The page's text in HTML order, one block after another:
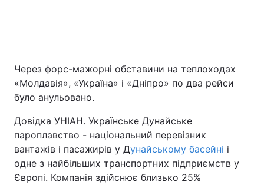
Через форс-мажорні обставини на теплоходах
«Молдавія», «Україна» і «Дніпро» по два рейси
було анульовано.
Довідка УНІАН. Українське Дунайське
пароплавство - національний перевізник
вантажів і пасажирів у Дунайському басейні і
одне з найбільших транспортних підприємств у
Європі. Компанія здійснює близько 25%